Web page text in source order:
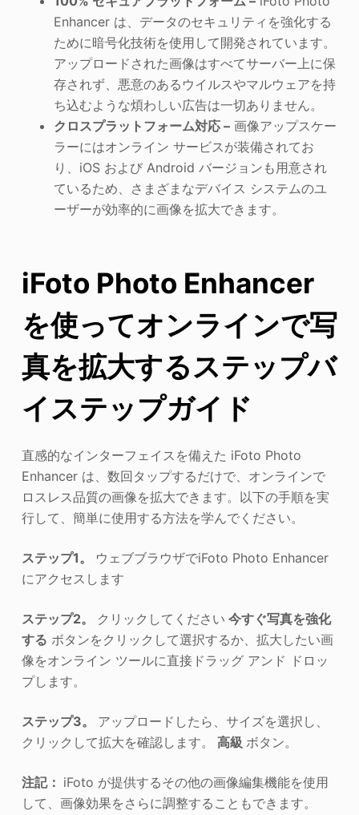
Enhancer は、データのセキュリティを強化する
ために暗号化技術を使用して開発されています。
アップロードされた画像はすべてサーバー上に保
存されず、悪意のあるウイルスやマルウェアを持
ち込むような煩わしい広告は一切ありません。
クロスプラットフォーム対応 –画像アップスケー
ラーにはオンライン サービスが装備されてお
り、iOS および Android バージョンも用意され
ているため、さまざまなデバイス システムのユ
ーザーが効率的に画像を拡大できます。
iFoto Photo Enhancer
を使ってオンラインで写
真を拡大するステップバ
イステップガイド
直感的なインターフェイスを備えた iFoto Photo
Enhancer は、数回タップするだけで、オンラインで
ロスレス品質の画像を拡大できます。以下の手順を実
行して、簡単に使用する方法を学んでください。
ステップ1。
ウェブブラウザでiFoto Photo Enhancer
にアクセスします
ステップ2。 クリックしてください 今すぐ写真を強化
する ボタンをクリックして選択するか、拡大したい画
像をオンライン ツールに直接ドラッグ アンド ドロッ
プします。
ステップ3。 アップロードしたら、サイズを選択し、
クリックして拡大を確認します。
高級 ボタン。
注記： iFoto が提供するその他の画像編集機能を使用
して、画像効果をさらに調整することもできます。